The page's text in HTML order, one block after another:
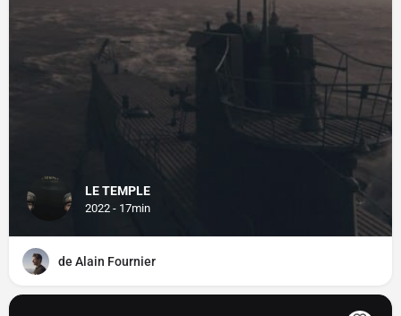
LE TEMPLE
2022 - 17min
de Alain Fournier